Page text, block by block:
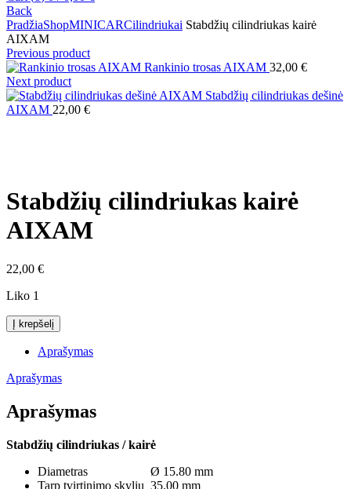
Back
PradžiaShopMINICARCilindriukai Stabdžių cilindriukas kairė
AIXAM
Previous product
Rankinio trosas AIXAM 32,00 €
Next product
Stabdžių cilindriukas dešinė
AIXAM 22,00 €
Stabdžių cilindriukas kairė
AIXAM
22,00 €
Liko 1
produkto
kiekis:
Stabdžių
kairė
Į krepšelį
Aprašymas
Aprašymas
Aprašymas
Stabdžių cilindriukas / kairė
Diametras Ø 15.80 mm
Tarp tvirtinimo skylių 35.00 mm